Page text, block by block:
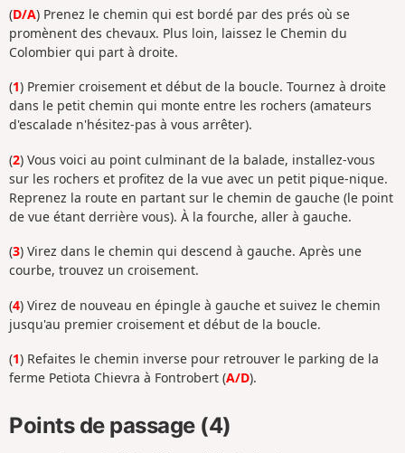
(D/A) Prenez le chemin qui est bordé par des prés où se
promènent des chevaux. Plus loin, laissez le Chemin du
Colombier qui part à droite.
(1) Premier croisement et début de la boucle. Tournez à droite
dans le petit chemin qui monte entre les rochers (amateurs
d'escalade n'hésitez-pas à vous arrêter).
(2) Vous voici au point culminant de la balade, installez-vous
sur les rochers et profitez de la vue avec un petit pique-nique.
Reprenez la route en partant sur le chemin de gauche (le point
de vue étant derrière vous). À la fourche, aller à gauche.
(3) Virez dans le chemin qui descend à gauche. Après une
courbe, trouvez un croisement.
(4) Virez de nouveau en épingle à gauche et suivez le chemin
jusqu'au premier croisement et début de la boucle.
(1) Refaites le chemin inverse pour retrouver le parking de la
ferme Petiota Chievra à Fontrobert (A/D).
Points de passage (4)